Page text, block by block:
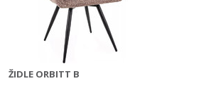
ŽIDLE ORBITT B